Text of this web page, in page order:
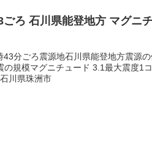
ろ 石川県能登地方 マグニ
分ごろ震源地石川県能登地方震源
規模マグニチュード 3.1最大震度1
川県珠洲市